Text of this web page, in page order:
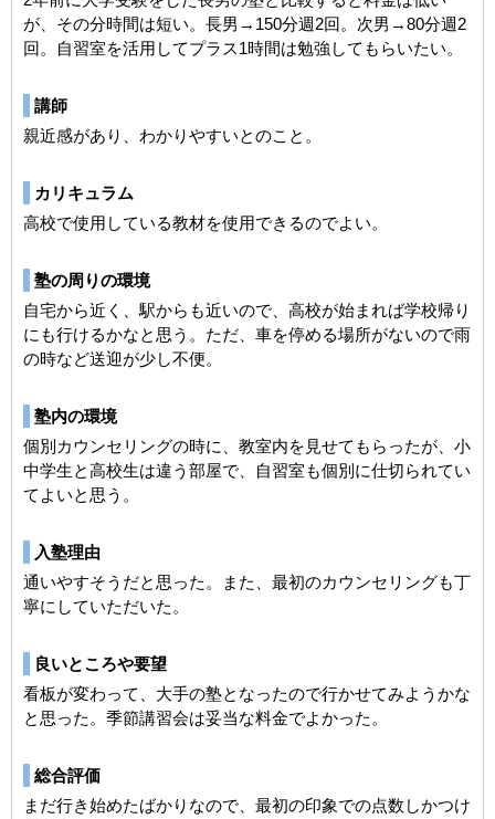
が、その分時間は短い。長男→150分週2回。次男→80分週2
回。自習室を活用してプラス1時間は勉強してもらいたい。
講師
親近感があり、わかりやすいとのこと。
カリキュラム
高校で使用している教材を使用できるのでよい。
塾の周りの環境
自宅から近く、駅からも近いので、高校が始まれば学校帰り
にも行けるかなと思う。ただ、車を停める場所がないので雨
の時など送迎が少し不便。
塾内の環境
個別カウンセリングの時に、教室内を見せてもらったが、小
中学生と高校生は違う部屋で、自習室も個別に仕切られてい
てよいと思う。
入塾理由
通いやすそうだと思った。また、最初のカウンセリングも丁
寧にしていただいた。
良いところや要望
看板が変わって、大手の塾となったので行かせてみようかな
と思った。季節講習会は妥当な料金でよかった。
総合評価
まだ行き始めたばかりなので、最初の印象での点数しかつけ